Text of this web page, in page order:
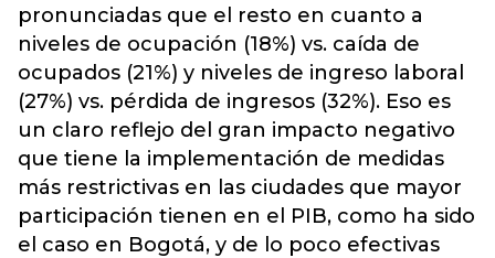
pronunciadas que el resto en cuanto a
niveles de ocupación (18%) vs. caída de
ocupados (21%) y niveles de ingreso laboral
(27%) vs. pérdida de ingresos (32%). Eso es
un claro reflejo del gran impacto negativo
que tiene la implementación de medidas
más restrictivas en las ciudades que mayor
participación tienen en el PIB, como ha sido
el caso en Bogotá, y de lo poco efectivas